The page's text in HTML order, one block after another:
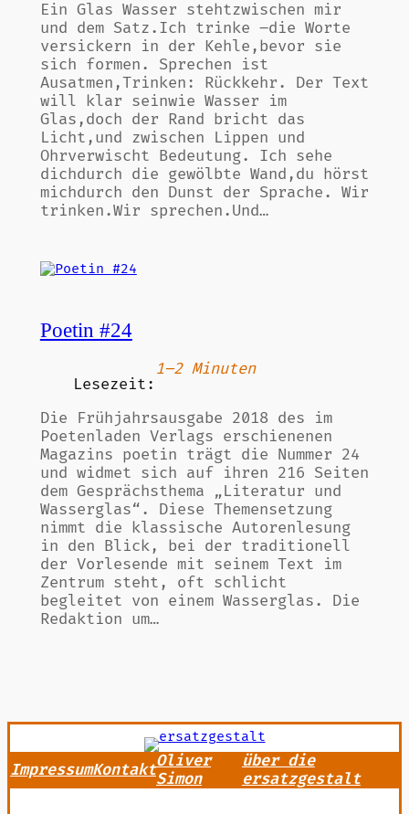
Ein Glas Wasser stehtzwischen mir
und dem Satz.Ich trinke –die Worte
versickern in der Kehle,bevor sie
sich formen. Sprechen ist
Ausatmen,Trinken: Rückkehr. Der Text
will klar seinwie Wasser im
Glas,doch der Rand bricht das
Licht,und zwischen Lippen und
Ohrverwischt Bedeutung. Ich sehe
dichdurch die gewölbte Wand,du hörst
michdurch den Dunst der Sprache. Wir
trinken.Wir sprechen.Und…
Poetin #24
Lesezeit:
1–2 Minuten
Die Frühjahrsausgabe 2018 des im
Poetenladen Verlags erschienenen
Magazins poetin trägt die Nummer 24
und widmet sich auf ihren 216 Seiten
dem Gesprächsthema „Literatur und
Wasserglas“. Diese Themensetzung
nimmt die klassische Autorenlesung
in den Blick, bei der traditionell
der Vorlesende mit seinem Text im
Zentrum steht, oft schlicht
begleitet von einem Wasserglas. Die
Redaktion um…
ImpressumKontaktOliver
Simon
über die
ersatzgestalt